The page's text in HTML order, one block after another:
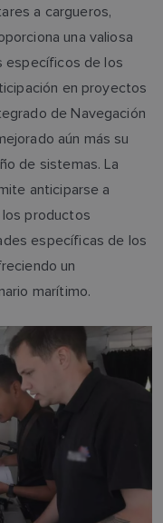
a cargueros,
una valiosa
específicos de los
en proyectos
de Navegación
aún más su
de sistemas. La
anticiparse a
productos
específicas de los
un
marítimo.